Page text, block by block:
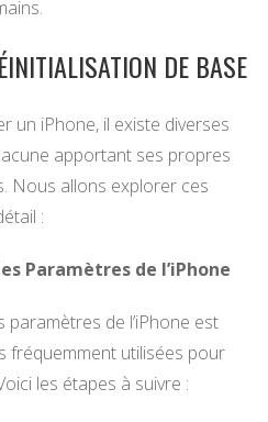
DE BASE
un iPhone, il existe diverses
apportant ses propres
Nous allons explorer ces
:
Paramètres de l’iPhone
de l’iPhone est
fréquemment utilisées pour
les étapes à suivre :